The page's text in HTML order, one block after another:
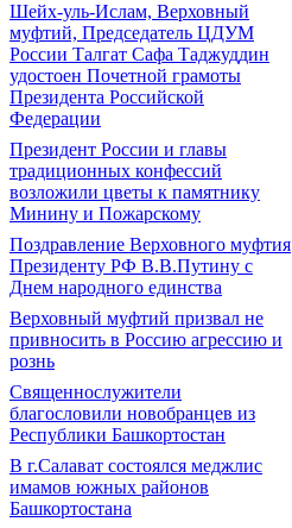
Шейх-уль-Ислам, Верховный
муфтий, Председатель ЦДУМ
России Талгат Сафа Таджуддин
удостоен Почетной грамоты
Президента Российской
Федерации
Президент России и главы
традиционных конфессий
возложили цветы к памятнику
Минину и Пожарскому
Поздравление Верховного муфтия
Президенту РФ В.В.Путину с
Днем народного единства
Верховный муфтий призвал не
привносить в Россию агрессию и
рознь
Священнослужители
благословили новобранцев из
Республики Башкортостан
В г.Салават состоялся меджлис
имамов южных районов
Башкортостана